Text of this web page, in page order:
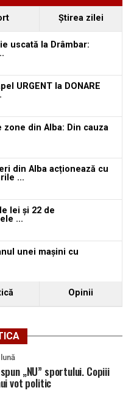
de Jos, disponibile la 10
a publicat lista posturilor
Centenarul bisericii
Pavel” din Sântimbru
euro, la Teiuș. Familia
bate pasul pe loc, la
din Sântimbru
euro, la Teiuș. Familia
bate pasul pe loc, la
Ştirea zilei
uscată la Drâmbar:
URGENT la DONARE
zone din Alba: Din cauza
din Alba acționează cu
...
lei și 22 de
...
unei mașini cu
Opinii
„NU” sportului. Copiii
vot politic